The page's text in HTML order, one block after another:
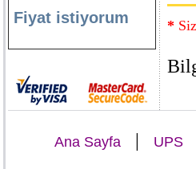
Fiyat istiyorum *
Ana Sayfa| UPS